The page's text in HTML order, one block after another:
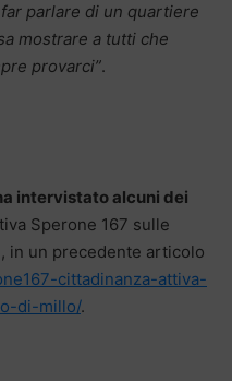
parlare di un quartiere
mostrare a tutti che
provarci”.
intervistato alcuni dei
Sperone 167 sulle
in un precedente articolo
cittadinanza-attiva-
di-millo/.